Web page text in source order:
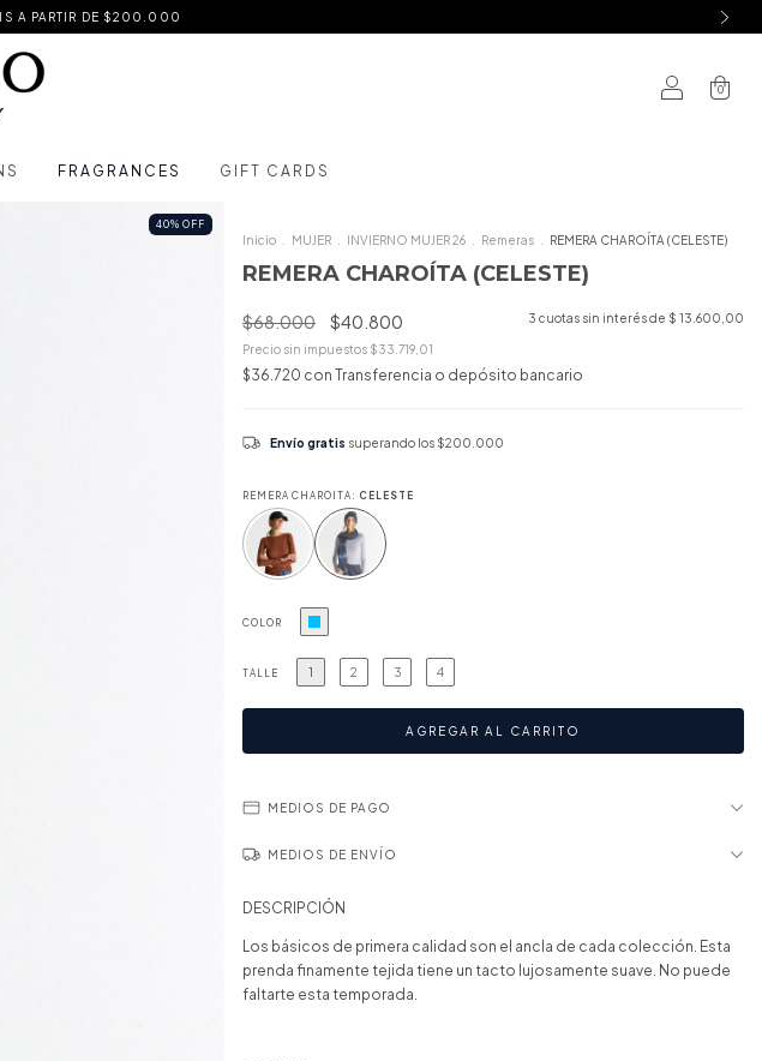
A PARTIR DE $200.000
0
FRAGRANCES GIFT CARDS
40% OFF
Inicio MUJER INVIERNO MUJER 26 Remeras REMERA CHAROÍTA (CELESTE)
REMERA CHAROÍTA (CELESTE)
$68.000 $40.800 3 cuotas sin interés de $ 13.600,00
Precio sin impuestos $33.719,01
$36.720 con Transferencia o depósito bancario
Envío gratis superando los $200.000
REMERA CHAROITA: CELESTE
COLOR
TALLE 1 2 3 4
MEDIOS DE PAGO
MEDIOS DE ENVÍO
DESCRIPCIÓN
Los básicos de primera calidad son el ancla de cada colección. Esta
prenda finamente tejida tiene un tacto lujosamente suave. No puede
faltarte esta temporada.